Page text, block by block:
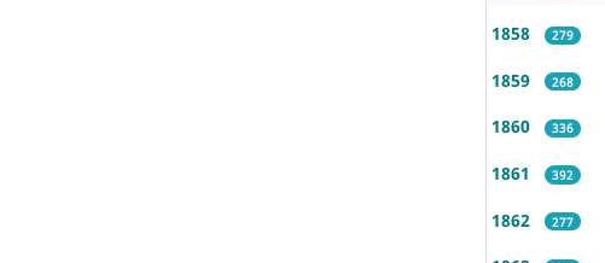
1858 279
1859 268
1860 336
1861 392
1862 277